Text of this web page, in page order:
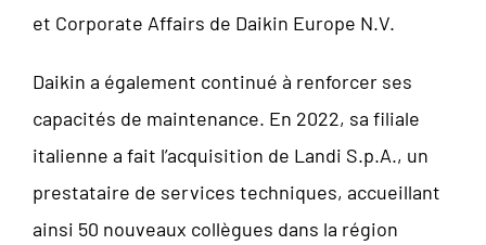
et Corporate Affairs de Daikin Europe N.V.
Daikin a également continué à renforcer ses
capacités de maintenance. En 2022, sa filiale
italienne a fait l’acquisition de Landi S.p.A., un
prestataire de services techniques, accueillant
ainsi 50 nouveaux collègues dans la région